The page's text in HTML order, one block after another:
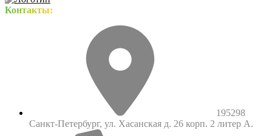
Контакты:
195298
Санкт-Петербург, ул. Хасанская д. 26 корп. 2 литер А.